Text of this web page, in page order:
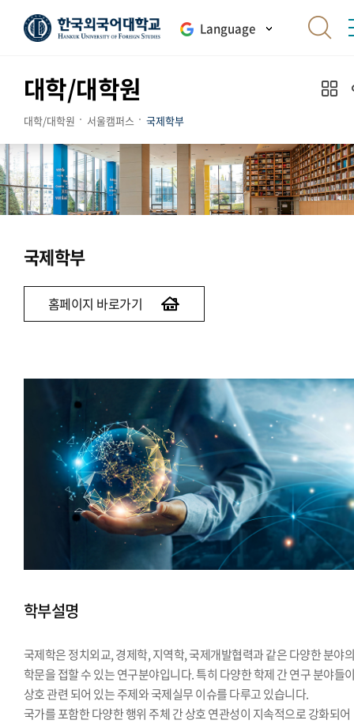
Language
대학/대학원
대학/대학원 서울캠퍼스 국제학부
국제학부
홈페이지 바로가기
학부설명
국제학은 정치외교, 경제학, 지역학, 국제개발협력과 같은 다양한 분야
학문을 접할 수 있는 연구분야입니다. 특히 다양한 학제 간 연구 분야들
상호 관련 되어 있는 주제와 국제실무 이슈를 다루고 있습니다.
국가를 포함한 다양한 행위 주체 간 상호 연관성이 지속적으로 강화되어